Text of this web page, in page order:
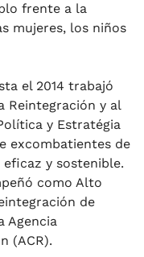
frente a la
mujeres, los niños
el 2014 trabajó
Reintegración y al
y Estratégia
excombatientes de
y sostenible.
como Alto
de
Agencia
(ACR).